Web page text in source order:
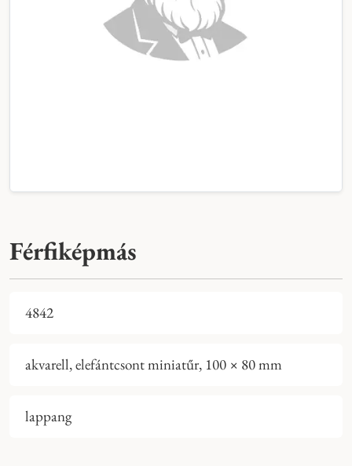
Férfiképmás
4842
akvarell, elefántcsont miniatűr, 100 × 80 mm
lappang